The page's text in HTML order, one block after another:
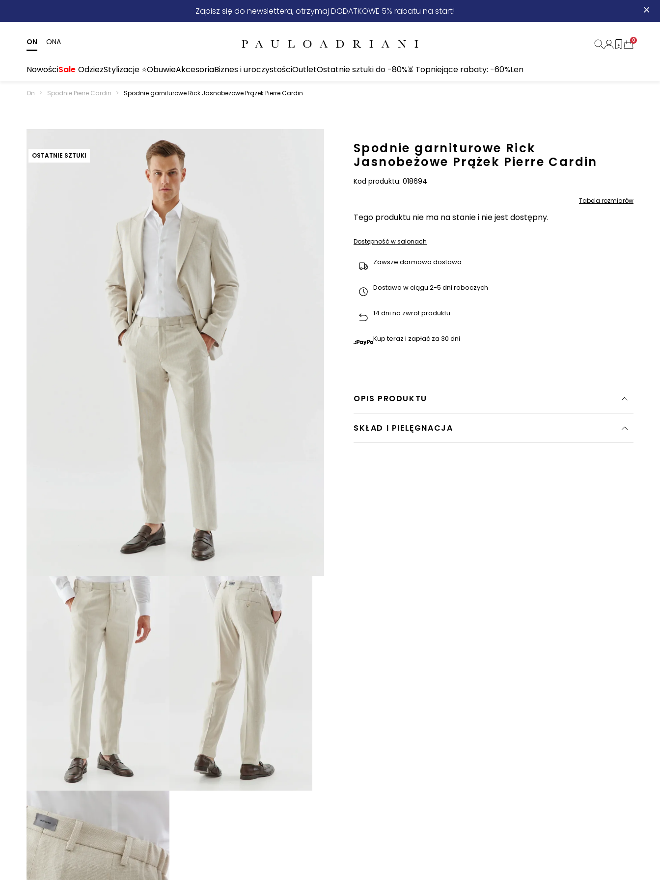
Zapisz się do newslettera, otrzymaj DODATKOWE 5% rabatu na start! ×
ON ONA 0
NowościSale OdzieżStylizacje ⭐ObuwieAkcesoriaBiznes i uroczystościOutletOstatnie sztuki do -80%⏳ Topniejące rabaty: -60%Len
On > Spodnie Pierre Cardin > Spodnie garniturowe Rick Jasnobeżowe Prążek Pierre Cardin
OSTATNIE SZTUKI
Spodnie garniturowe Rick
Jasnobeżowe Prążek Pierre Cardin
Kod produktu: 018694
Tabela rozmiarów
Tego produktu nie ma na stanie i nie jest dostępny.
Dostępność w salonach
Zawsze darmowa dostawa
Dostawa w ciągu 2-5 dni roboczych
14 dni na zwrot produktu
Kup teraz i zapłać za 30 dni
OPIS PRODUKTU
SKŁAD I PIELĘGNACJA